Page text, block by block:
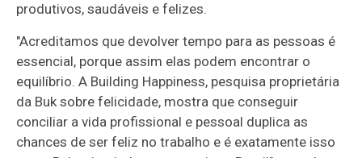
produtivos, saudáveis e felizes.
"Acreditamos que devolver tempo para as pessoas é
essencial, porque assim elas podem encontrar o
equilíbrio. A Building Happiness, pesquisa proprietária
da Buk sobre felicidade, mostra que conseguir
conciliar a vida profissional e pessoal duplica as
chances de ser feliz no trabalho e é exatamente isso